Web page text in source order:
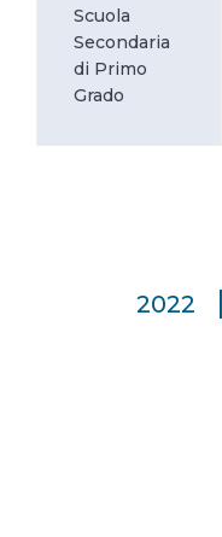
Scuola
Secondaria
di Primo
Grado
2022